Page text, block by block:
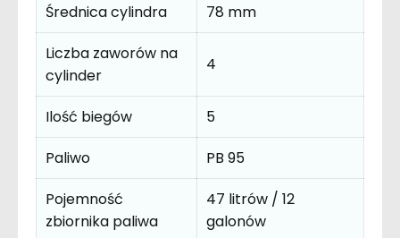
Średnica cylindra
78 mm
Liczba zaworów na
cylinder
4
Ilość biegów
5
Paliwo
PB 95
Pojemność
zbiornika paliwa
47 litrów / 12
galonów